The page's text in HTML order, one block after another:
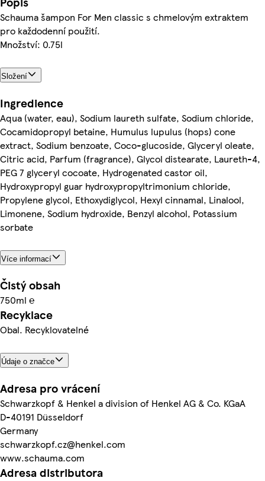
Schauma šampon For Men classic s chmelovým extraktem
pro každodenní použití.
Množství: 0.75l
Složení
Ingredience
Aqua (water, eau), Sodium laureth sulfate, Sodium chloride,
Cocamidopropyl betaine, Humulus lupulus (hops) cone
extract, Sodium benzoate, Coco-glucoside, Glyceryl oleate,
Citric acid, Parfum (fragrance), Glycol distearate, Laureth-4,
PEG 7 glyceryl cocoate, Hydrogenated castor oil,
Hydroxypropyl guar hydroxypropyltrimonium chloride,
Propylene glycol, Ethoxydiglycol, Hexyl cinnamal, Linalool,
Limonene, Sodium hydroxide, Benzyl alcohol, Potassium
sorbate
Více informací
Čistý obsah
750ml ℮
Recyklace
Obal. Recyklovatelné
Údaje o značce
Adresa pro vrácení
Schwarzkopf & Henkel a division of Henkel AG & Co. KGaA
D-40191 Düsseldorf
Germany
schwarzkopf.cz@henkel.com
www.schauma.com
Adresa distributora